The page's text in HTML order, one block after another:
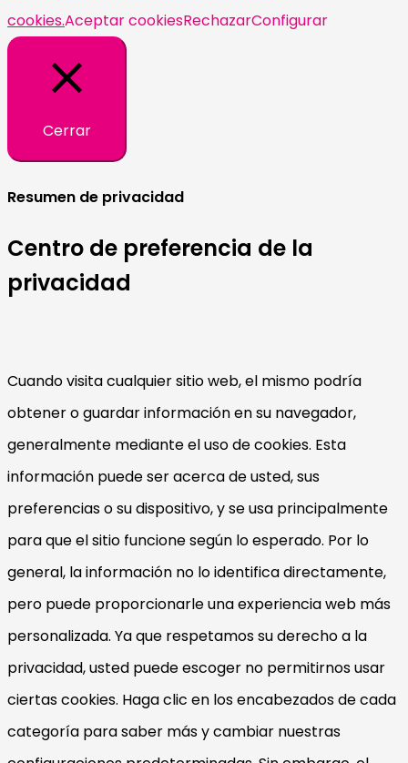
cookies.Aceptar cookiesRechazarConfigurar
Cerrar
Resumen de privacidad
Centro de preferencia de la
privacidad
Cuando visita cualquier sitio web, el mismo podría
obtener o guardar información en su navegador,
generalmente mediante el uso de cookies. Esta
información puede ser acerca de usted, sus
preferencias o su dispositivo, y se usa principalmente
para que el sitio funcione según lo esperado. Por lo
general, la información no lo identifica directamente,
pero puede proporcionarle una experiencia web más
personalizada. Ya que respetamos su derecho a la
privacidad, usted puede escoger no permitirnos usar
ciertas cookies. Haga clic en los encabezados de cada
categoría para saber más y cambiar nuestras